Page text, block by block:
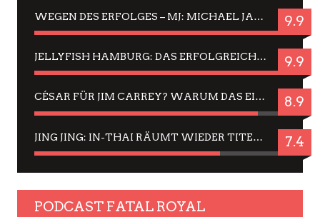
WEGEN DES ERFOLGES – MJ: MICHAEL JACKSON MUSICAL IN EINER MATINEE SEHEN 9.9
JELLYFISH HAMBURG: DAS ERFOLGREICHE SOMMER-MENÜ 2025 IN GEFÜHLEN UND BILDERN 9.9
CÉSAR FÜR JIM CARREY? WARUM DAS EINER DER NERVIGSTEN ACTORS IST UND BLEIBT 8.9
JING JING: IN-THAI RÄUMT WIEDER TITEL AB – EIN ZWEI-STUNDEN-ERLEBNISBERICHT 7.4
PODCAST FATAL ROYAL